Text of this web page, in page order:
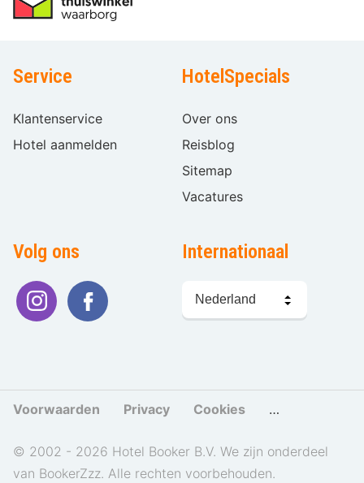
Service
Klantenservice
Hotel aanmelden
HotelSpecials
Over ons
Reisblog
Sitemap
Vacatures
Volg ons Internationaal
kiezen
Voorwaarden Privacy Cookies Cookies
© 2002 - 2026 Hotel Booker B.V. We zijn onderdeel
van BookerZzz. Alle rechten voorbehouden.